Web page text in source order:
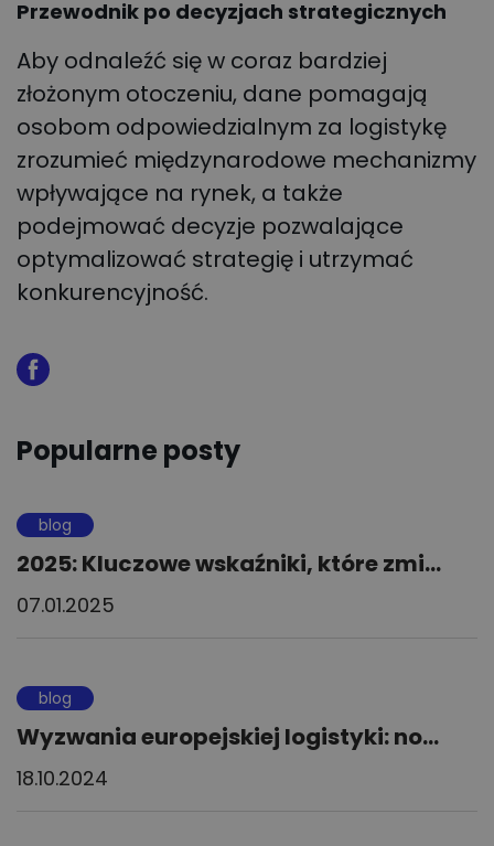
Przewodnik po decyzjach strategicznych
Aby odnaleźć się w coraz bardziej
złożonym otoczeniu, dane pomagają
osobom odpowiedzialnym za logistykę
zrozumieć międzynarodowe mechanizmy
wpływające na rynek, a także
podejmować decyzje pozwalające
optymalizować strategię i utrzymać
konkurencyjność.
Popularne posty
blog
2025: Kluczowe wskaźniki, które zmi...
07.01.2025
blog
Wyzwania europejskiej logistyki: no...
18.10.2024